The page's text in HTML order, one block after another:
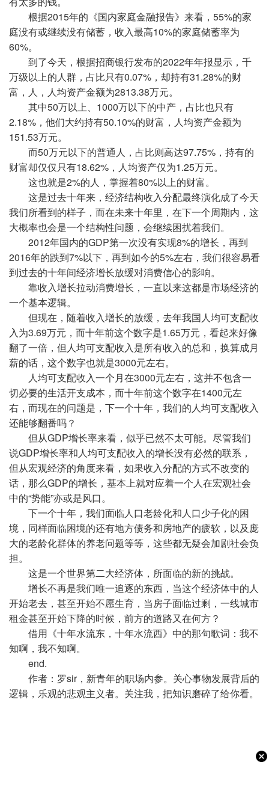
根据2015年的《国内家庭金融报告》来看，55%的家
庭没有或继续没有储蓄，收入最高10%的家庭储蓄率为
60%。
到了今天，根据招商银行发布的2022年年报显示，千
万级以上的人群，占比只有0.07%，却持有31.28%的财
富，人，人均资产金额为2813.38万元。
其中50万以上、1000万以下的中产，占比也只有
2.18%，他们大约持有50.10%的财富，人均资产金额为
151.53万元。
而50万元以下的普通人，占比则高达97.75%，持有的
财富却仅仅只有18.62%，人均资产仅为1.25万元。
这也就是2%的人，掌握着80%以上的财富。
这是过去十年来，经济结构收入分配最终演化成了今天
我们所看到的样子，而在未来十年里，在下一个周期内，这
大概率也会是一个结构性问题，会继续困扰着我们。
2012年国内的GDP第一次没有实现8%的增长，再到
2016年的跌到7%以下，再到如今的5%左右，我们很容易看
到过去的十年间经济增长放缓对消费信心的影响。
靠收入增长拉动消费增长，一直以来这都是市场经济的
一个基本逻辑。
但现在，随着收入增长的放缓，去年我国人均可支配收
入为3.69万元，而十年前这个数字是1.65万元，看起来好像
翻了一倍，但人均可支配收入是所有收入的总和，换算成月
薪的话，这个数字也就是3000元左右。
人均可支配收入一个月在3000元左右，这并不包含一
切必要的生活开支成本，而十年前这个数字在1400元左
右，而现在的问题是，下一个十年，我们的人均可支配收入
还能够翻番吗？
但从GDP增长率来看，似乎已然不太可能。尽管我们
说GDP增长率和人均可支配收入的增长没有必然的联系，
但从宏观经济的角度来看，如果收入分配的方式不改变的
话，那么GDP的增长，基本上就对应着一个人在宏观社会
中的“势能”亦或是风口。
下一个十年，我们面临人口老龄化和人口少子化的困
境，同样面临困境的还有地方债务和房地产的疲软，以及庞
大的老龄化群体的养老问题等等，这些都无疑会加剧社会负
担。
这是一个世界第二大经济体，所面临的新的挑战。
增长不再是我们唯一追逐的东西，当这个经济体中的人
开始老去，甚至开始不愿生育，当房子面临过剩，一线城市
租金甚至开始下降的时候，前方的道路又在何方？
借用《十年水流东，十年水流西》中的那句歌词：我不
知啊，我不知啊。
end.
作者：罗sir，新青年的职场内参。关心事物发展背后的
逻辑，乐观的悲观主义者。关注我，把知识磨碎了给你看。